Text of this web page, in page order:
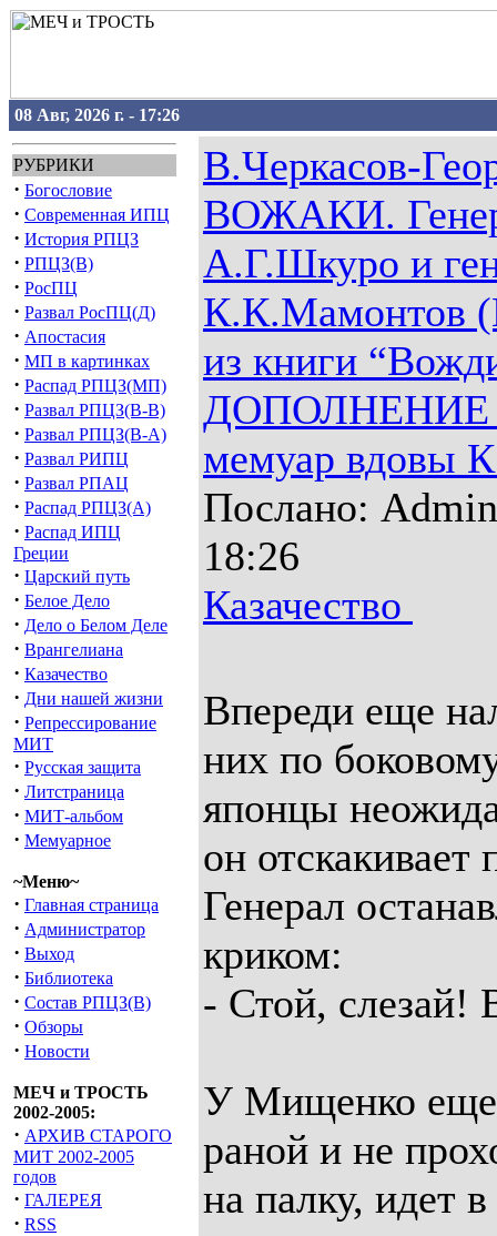
08 Авг, 2026 г. - 17:26
РУБРИКИ
· Богословие
· Современная ИПЦ
· История РПЦЗ
· РПЦЗ(В)
· РосПЦ
· Развал РосПЦ(Д)
· Апостасия
· МП в картинках
· Распад РПЦЗ(МП)
· Развал РПЦЗ(В-В)
· Развал РПЦЗ(В-А)
· Развал РИПЦ
· Развал РПАЦ
· Распад РПЦЗ(А)
· Распад ИПЦ
Греции
· Царский путь
· Белое Дело
· Дело о Белом Деле
· Врангелиана
· Казачество
· Дни нашей жизни
· Репрессирование
МИТ
· Русская защита
· Литстраница
· МИТ-альбом
· Мемуарное
~Меню~
· Главная страница
· Администратор
· Выход
· Библиотека
· Состав РПЦЗ(В)
· Обзоры
· Новости
МЕЧ и ТРОСТЬ
2002-2005:
· АРХИВ СТАРОГО
МИТ 2002-2005
годов
· ГАЛЕРЕЯ
· RSS
В.Черкасов-
ВОЖАКИ.
А.Г.Шкуро и
К.К.Мамонтов
из книги
ДОПОЛНЕНИЕ
мемуар вдовы
Послано:
18:26
Казачество
Впереди еще
них по
японцы
он
Генерал
криком:
- Стой, слезай!
У Мищенко еще
раной и не
на палку, идет